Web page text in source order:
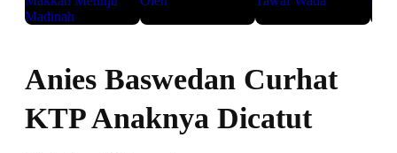
Anies Baswedan Curhat
KTP Anaknya Dicatut